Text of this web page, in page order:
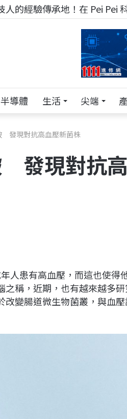
人的經驗傳承地！在 Pei Pei
半導體 生活 尖端
發現對抗高血壓新菌株
發現對抗
人患有高血壓，而這也使得
稱，近期，也有越來越多研
改變腸道微生物菌叢，與血